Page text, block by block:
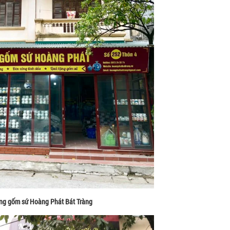
gốm sứ Hoàng Phát Bát Tràng